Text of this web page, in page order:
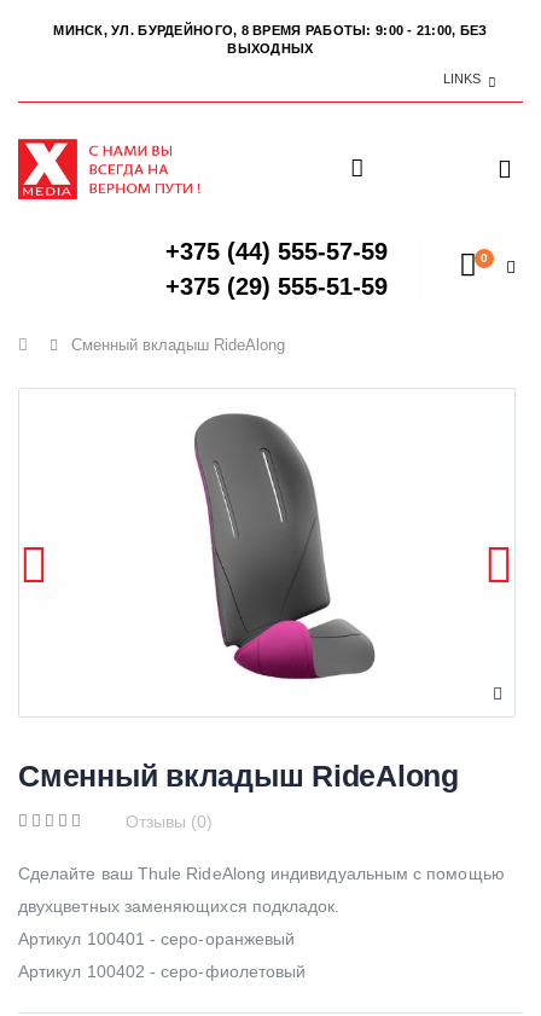
МИНСК, УЛ. БУРДЕЙНОГО, 8 ВРЕМЯ РАБОТЫ: 9:00 - 21:00, БЕЗ
ВЫХОДНЫХ
LINKS
+375 (44) 555-57-59
+375 (29) 555-51-59
0
Главная
Сменный вкладыш RideAlong
Сменный вкладыш RideAlong
Отзывы (0)
Сделайте ваш Thule RideAlong индивидуальным с помощью
двухцветных заменяющихся подкладок.
Артикул 100401 - серо-оранжевый
Артикул 100402 - серо-фиолетовый